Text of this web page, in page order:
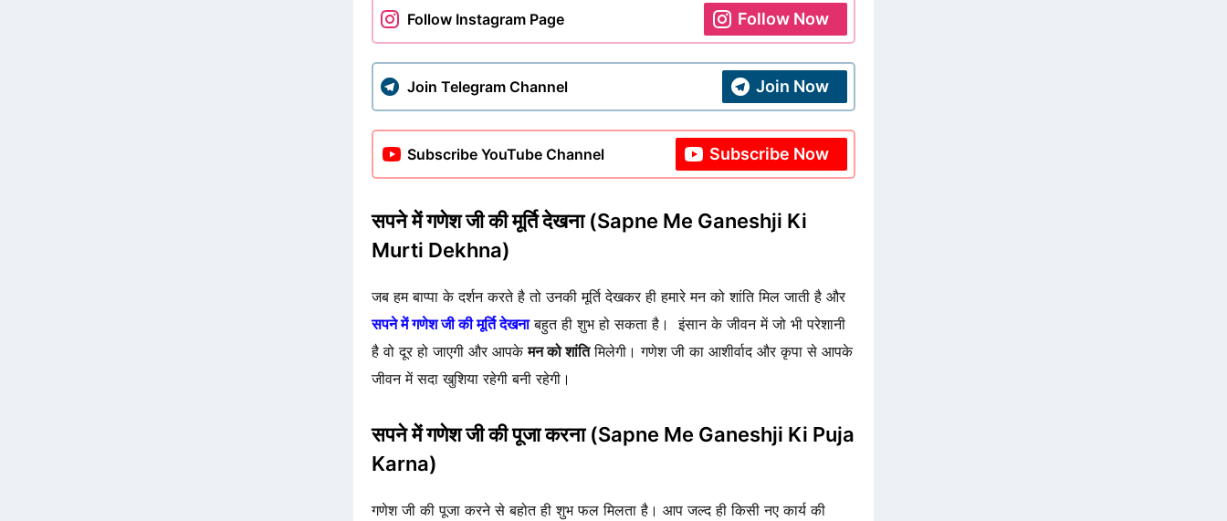
Follow Instagram Page Follow Now
Join Telegram Channel Join Now
Subscribe YouTube Channel Subscribe Now
सपने में गणेश जी की मूर्ति देखना (Sapne Me Ganeshji Ki
Murti Dekhna)
जब हम बाप्पा के दर्शन करते है तो उनकी मूर्ति देखकर ही हमारे मन को शांति मिल जाती है और
सपने में गणेश जी की मूर्ति देखनाबहुत ही शुभ हो सकता है। इंसान के जीवन में जो भी परेशानी
है वो दूर हो जाएगी और आपकेमन को शांतिमिलेगी। गणेश जी का आशीर्वाद और कृपा से आपके
जीवन में सदा खुशिया रहेगी बनी रहेगी।
सपने में गणेश जी की पूजा करना (Sapne Me Ganeshji Ki Puja
Karna)
गणेश जी की पूजा करने से बहोत ही शुभ फल मिलता है। आप जल्द ही किसी नए कार्य की